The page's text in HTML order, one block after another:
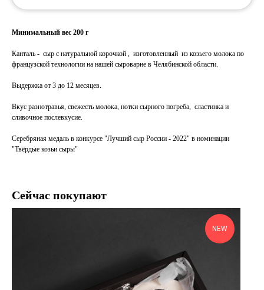
Минимальный вес 200 г
Канталь - сыр с натуральной корочкой , изготовленный из козьего молока по
французской технологии на нашей сыроварне в Челябинской области.
Выдержка от 3 до 12 месяцев.
Вкус разнотравья, свежесть молока, нотки сырного погреба, сластинка и
сливочное послевкусие.
Серебряная медаль в конкурсе "Лучший сыр России - 2022" в номинации
"Твёрдые козьи сыры"
Сейчас покупают
NEW